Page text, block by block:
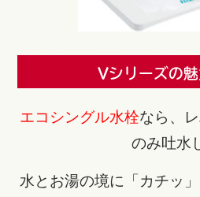
Vシリーズの
エコシングル水栓なら、
のみ吐水
水とお湯の境に「カチッ